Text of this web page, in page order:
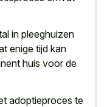
in pleeghuizen
enige tijd kan
huis voor de
adoptieproces te